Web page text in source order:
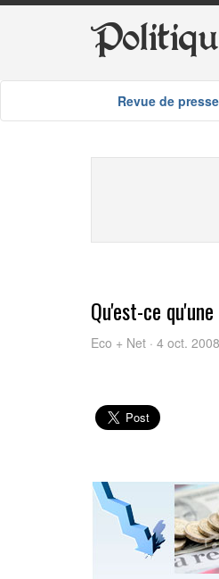
Revue de presse
Qu'est-ce
Eco + Net · 4 oct.